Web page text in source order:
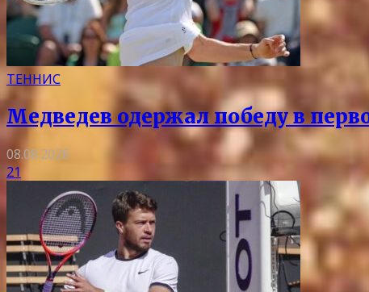
ТЕННИС
Медведев одержал победу в
08.08.2026
21